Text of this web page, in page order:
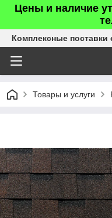
Цены и наличие
Комплексные
Товары и услуги